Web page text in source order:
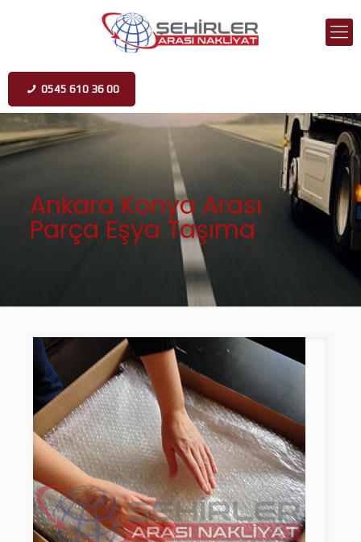
0545 610 36 00
Ankara Konya Arası
Parça Eşya Taşıma